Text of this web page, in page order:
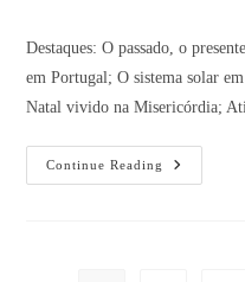
Destaques: O passado, o
em Portugal; O sistema solar
Natal vivido na Misericórdia;
Continue Reading